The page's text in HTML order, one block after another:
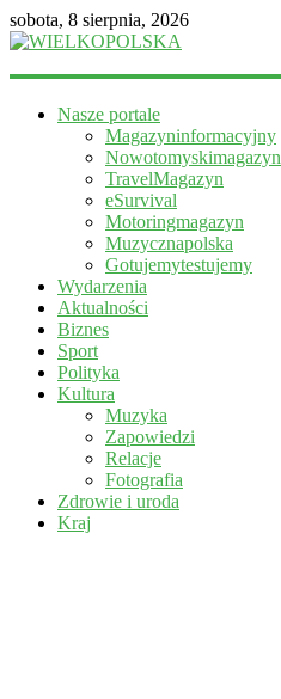
sobota, 8 sierpnia, 2026
WIELKOPOLSKA
informacyjny
Nasze portale
Magazyninformacyjny
Nowotomyskimagazyn
TravelMagazyn
eSurvival
Motoringmagazyn
Muzycznapolska
Gotujemytestujemy
Wydarzenia
Aktualności
Biznes
Sport
Polityka
Kultura
Muzyka
Zapowiedzi
Relacje
Fotografia
Zdrowie i uroda
Kraj